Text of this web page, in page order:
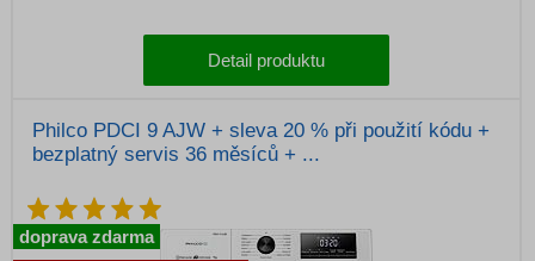
Detail produktu
Philco PDCI 9 AJW + sleva 20 % při použití kódu +
bezplatný servis 36 měsíců + ...
doprava zdarma